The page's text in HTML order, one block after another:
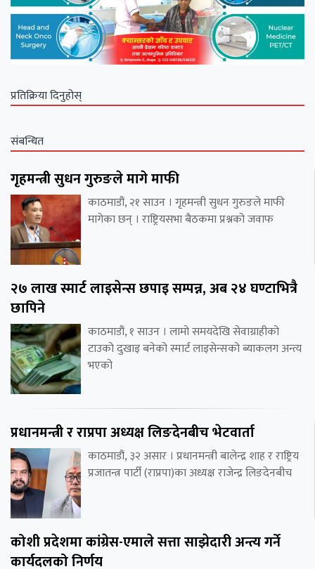
प्रतिक्रिया दिनुहोस्
संबन्धित
गृहमन्त्री सुधन गुरुङले मागे माफी
काठमाडौं, २१ साउन । गृहमन्त्री सुधन गुरुङले माफी
मागेका छन् । राष्ट्रियसभा बैठकमा प्रश्नको जवाफ
२७ लाख स्मार्ट लाइसेन्स छपाइ सम्पन्न, अब २४ घण्टाभित्रै
छापिने
काठमाडौं, १ साउन । लामो समयदेखि सेवाग्राहीको
टाउको दुखाइ बनेको स्मार्ट लाइसेन्सको ब्याकलग अन्त्य
भएको
प्रधानमन्त्री र राप्रपा अध्यक्ष लिङदेनबीच भेटवार्ता
काठमाडौं, ३२ असार । प्रधानमन्त्री बालेन्द्र शाह र राष्ट्रिय
प्रजातन्त्र पार्टी (राप्रपा)का अध्यक्ष राजेन्द्र लिङदेनबीच
कोशी प्रदेशमा कांग्रेस-एमाले सत्ता साझेदारी अन्त्य गर्ने
कार्यदलको निर्णय